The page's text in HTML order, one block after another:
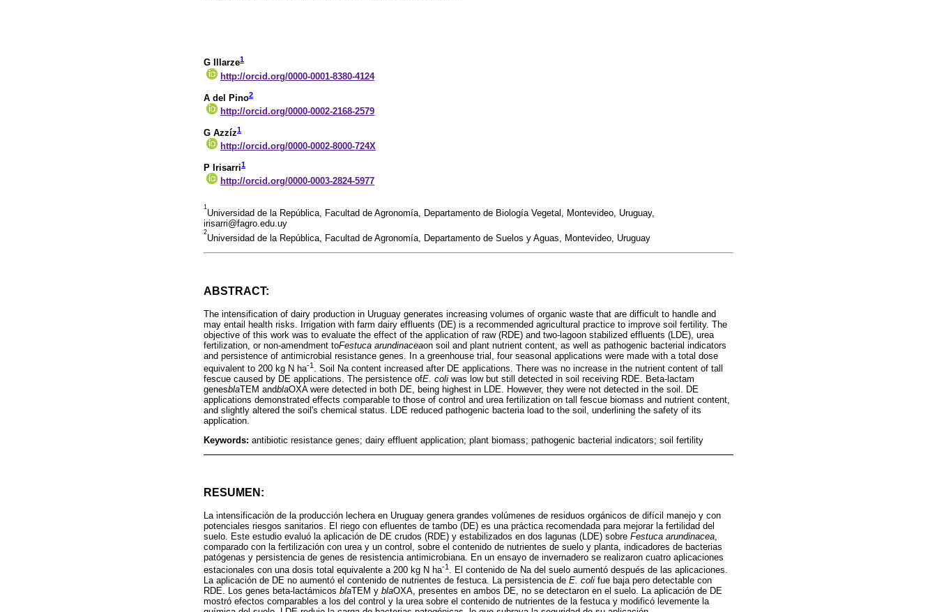
G Illarze1
http://orcid.org/0000-0001-8380-4124
A del Pino2
http://orcid.org/0000-0002-2168-2579
G Azzíz1
http://orcid.org/0000-0002-8000-724X
P Irisarri1
http://orcid.org/0000-0003-2824-5977
1
Universidad de la República, Facultad de Agronomía, Departamento de Biología Vegetal, Montevideo, Uruguay,
irisarri@fagro.edu.uy
2
Universidad de la República, Facultad de Agronomía, Departamento de Suelos y Aguas, Montevideo, Uruguay
ABSTRACT:
The intensification of dairy production in Uruguay generates increasing volumes of organic waste that are difficult to handle and
may entail health risks. Irrigation with farm dairy effluents (DE) is a recommended agricultural practice to improve soil fertility. The
objective of this work was to evaluate the effect of the application of raw (RDE) and two-lagoon stabilized effluents (LDE), urea
fertilization, or non-amendment toFestuca arundinaceaon soil and plant nutrient content, as well as pathogenic bacterial indicators
and persistence of antimicrobial resistance genes. In a greenhouse trial, four seasonal applications were made with a total dose
equivalent to 200 kg N ha-1 . Soil Na content increased after DE applications. There was no increase in the nutrient content of tall
fescue caused by DE applications. The persistence ofE. coli was low but still detected in soil receiving RDE. Beta-lactam
genesblaTEM andblaOXA were detected in both DE, being highest in LDE. However, they were not detected in the soil. DE
applications demonstrated effects comparable to those of control and urea fertilization on tall fescue biomass and nutrient content,
and slightly altered the soil's chemical status. LDE reduced pathogenic bacteria load to the soil, underlining the safety of its
application.
Keywords: antibiotic resistance genes; dairy effluent application; plant biomass; pathogenic bacterial indicators; soil fertility
RESUMEN:
La intensificación de la producción lechera en Uruguay genera grandes volúmenes de residuos orgánicos de difícil manejo y con
potenciales riesgos sanitarios. El riego con efluentes de tambo (DE) es una práctica recomendada para mejorar la fertilidad del
suelo. Este estudio evaluó la aplicación de DE crudos (RDE) y estabilizados en dos lagunas (LDE) sobre Festuca arundinacea
comparado con la fertilización con urea y un control, sobre el contenido de nutrientes de suelo y planta, indicadores de bacterias
patógenas y persistencia de genes de resistencia antimicrobiana. En un ensayo de invernadero se realizaron cuatro aplicaciones
estacionales con una dosis total equivalente a 200 kg N ha-1
. El contenido de Na del suelo aumentó después de las aplicaciones.
La aplicación de DE no aumentó el contenido de nutrientes de festuca. La persistencia de E. coli fue baja pero detectable con
RDE. Los genes beta-lactámicos blaTEM y blaOXA, presentes en ambos DE, no se detectaron en el suelo. La aplicación de DE
mostró efectos comparables a los del control y la urea sobre el contenido de nutrientes de la festuca y modificó levemente la